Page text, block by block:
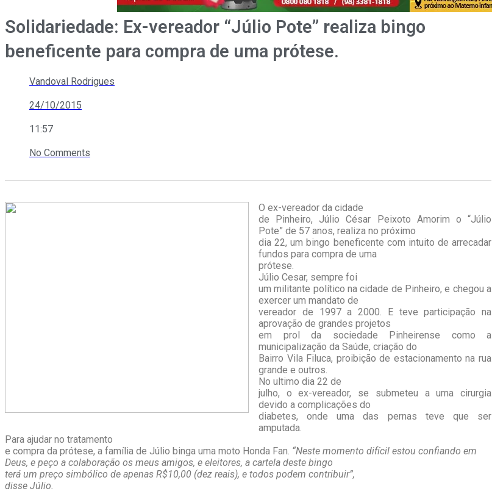
Solidariedade: Ex-vereador “Júlio Pote” realiza bingo
beneficente para compra de uma prótese.
Vandoval Rodrigues
24/10/2015
11:57
No Comments
O ex-vereador da cidade
de Pinheiro, Júlio César Peixoto Amorim o “Júlio
Pote” de 57 anos, realiza no próximo
dia 22, um bingo beneficente com intuito de arrecadar
fundos para compra de uma
prótese.
Júlio Cesar, sempre foi
um militante político na cidade de Pinheiro, e chegou a
exercer um mandato de
vereador de 1997 a 2000. E teve participação na
aprovação de grandes projetos
em prol da sociedade Pinheirense como a
municipalização da Saúde, criação do
Bairro Vila Filuca, proibição de estacionamento na rua
grande e outros.
No ultimo dia 22 de
julho, o ex-vereador, se submeteu a uma cirurgia
devido a complicações do
diabetes, onde uma das pernas teve que ser
amputada.
Para ajudar no tratamento
e compra da prótese, a família de Júlio binga uma moto Honda Fan. “Neste momento difícil estou confiando em
Deus, e peço a colaboração os meus amigos, e eleitores, a cartela deste bingo
terá um preço simbólico de apenas R$10,00 (dez reais), e todos podem contribuir”,
disse Júlio.